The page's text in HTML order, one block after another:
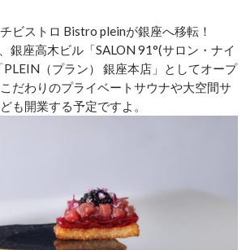
ビストロ Bistro pleinが銀座へ移転！
銀座高木ビル「SALON 91°(サロン・ナイ
PLEIN（プラン） 銀座本店」としてオープ
だわりのプライベートサウナや大空間サ
も開業する予定ですよ。